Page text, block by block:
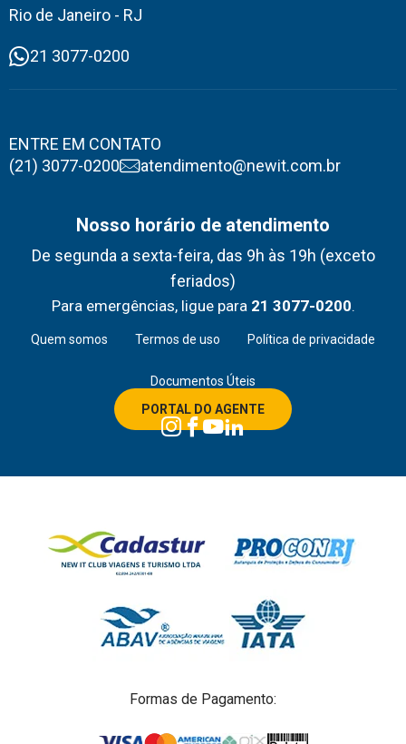
Rio de Janeiro - RJ
21 3077-0200
ENTRE EM CONTATO
(21) 3077-0200
atendimento@newit.com.br
Nosso horário de atendimento
De segunda a sexta-feira, das 9h às 19h (exceto
feriados)
Para emergências, ligue para 21 3077-0200.
Quem somos Termos de uso Política de privacidade
Documentos Úteis
PORTAL DO AGENTE
Formas de Pagamento: